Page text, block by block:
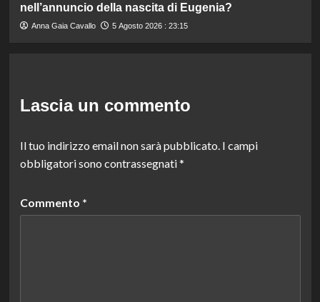
nell’annuncio della nascita di Eugenia?
Anna Gaia Cavallo 5 Agosto 2026 : 23:15
Lascia un commento
Il tuo indirizzo email non sarà pubblicato. I campi
obbligatori sono contrassegnati*
Commento *